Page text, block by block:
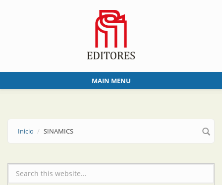
MAIN MENU
Inicio SINAMICS
Formulario de búsqueda